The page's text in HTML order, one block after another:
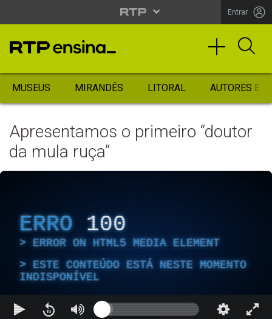
Entrar
MUSEUS MIRANDÊS LITORAL AUTORES
Apresentamos o primeiro “doutor
da mula ruça”
ERRO 100
ERROR ON HTML5 MEDIA ELEMENT
ESTE CONTEÚDO ESTÁ NESTE MOMENTO
INDISPONÍVEL